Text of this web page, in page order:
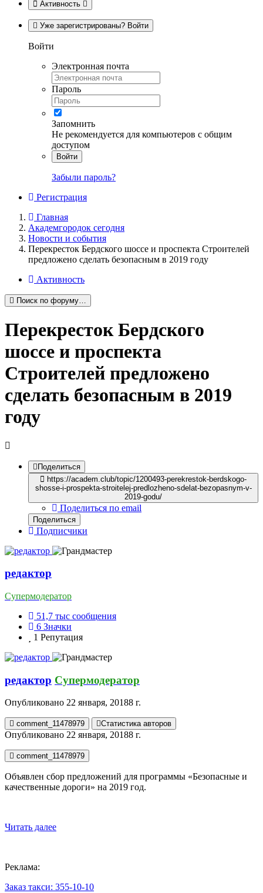
Активность
Уже зарегистрированы? Войти
Войти
Электронная почта
Пароль
Запомнить
Не рекомендуется для компьютеров с общим
доступом
Войти
Забыли пароль?
Регистрация
Главная
Академгородок сегодня
Новости и события
Перекресток Бердского шоссе и проспекта Строителей
предложено сделать безопасным в 2019 году
Активность
Поиск по форуму…
Перекресток Бердского
шоссе и проспекта
Строителей предложено
сделать безопасным в 2019
году
Поделиться
https://academ.club/topic/1200493-perekrestok-berdskogo-
shosse-i-prospekta-stroitelej-predlozheno-sdelat-bezopasnym-v-
2019-godu/
Поделиться по email
Поделиться
Подписчики
редактор
Супермодератор
51,7 тыс сообщения
6 Значки
1 Репутация
редактор Супермодератор
Опубликовано 22 января, 20188 г.
comment_11478979 Статистика авторов
Опубликовано 22 января, 20188 г.
comment_11478979
Объявлен сбор предложений для программы «Безопасные и
качественные дороги» на 2019 год.
Читать далее
Реклама:
Заказ такси: 355-10-10